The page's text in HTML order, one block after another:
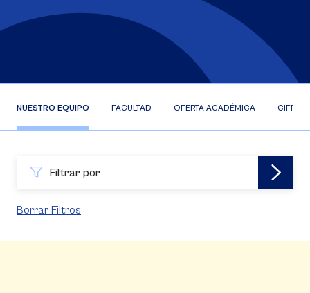
NUESTRO EQUIPO FACULTAD OFERTA ACADÉMICA CIFRAS
Filtrar por
Borrar Filtros